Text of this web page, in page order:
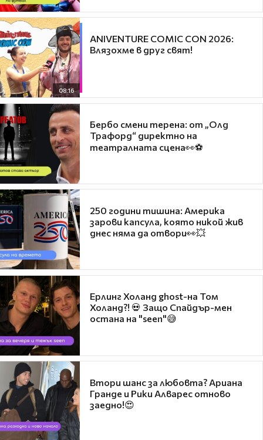
08:16
ANIVENTURE COMIC CON 2026:
Влязохме в друг свят!
Бербо смени терена: от „Олд
Трафорд“ директно на
театралната сцена👀⚽
250 години тишина: Америка
зарови капсула, която никой жив
днес няма да отвори👀💥
Ерлинг Холанд ghost-на Том
Холанд?! 💀 Защо Спайдър-мен
остана на "seen"😅
Втори шанс за любовта? Ариана
Гранде и Рики Алварес отново
заедно!😍